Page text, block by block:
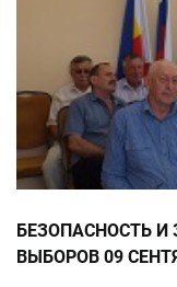
БЕЗОПАСНОСТЬ И
ВЫБОРОВ 09